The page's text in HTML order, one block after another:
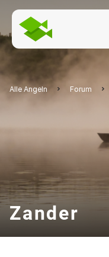
Alle Angeln Forum
Zander